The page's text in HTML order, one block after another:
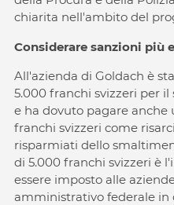
chiarita nell'ambito del
Considerare sanzioni più
All'azienda di Goldach è
5.000 franchi svizzeri per
e ha dovuto pagare anche
franchi svizzeri come
risparmiati dello
di 5.000 franchi svizzeri è
essere imposto alle
amministrativo federale in